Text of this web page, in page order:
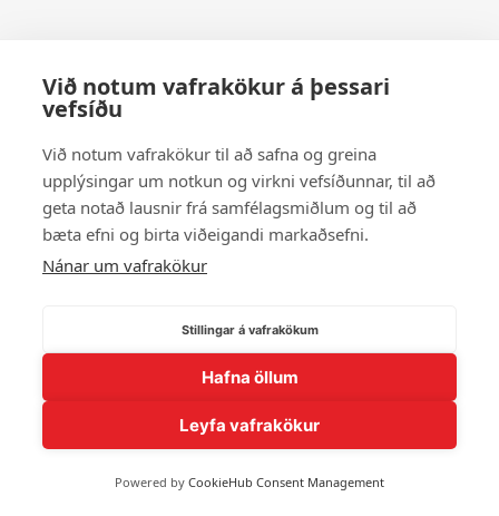
Við notum vafrakökur á þessari
vefsíðu
Við notum vafrakökur til að safna og greina
upplýsingar um notkun og virkni vefsíðunnar, til að
geta notað lausnir frá samfélagsmiðlum og til að
bæta efni og birta viðeigandi markaðsefni.
Nánar um vafrakökur
Stillingar á vafrakökum
Hafna öllum
Leyfa vafrakökur
Powered by CookieHub Consent Management